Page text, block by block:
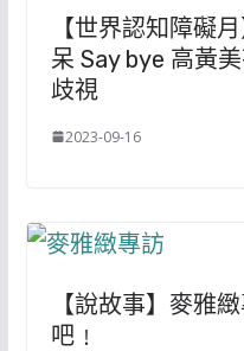
【世界認知障礙
呆 Say bye 高黃
歧視
2023-09-16
【說故事】麥雅
吧﹗